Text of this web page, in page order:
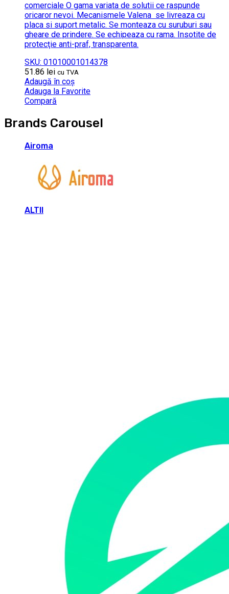
comerciale O gama variata de solutii ce raspunde
oricaror nevoi. Mecanismele Valena se livreaza cu
placa si suport metalic. Se monteaza cu suruburi sau
gheare de prindere. Se echipeaza cu rama. Insotite de
protecţie anti-praf, transparenta.
SKU: 01010001014378
51.86 lei cu TVA
Adaugă în coș
Adauga la Favorite
Compară
Brands Carousel
Airoma
ALTII